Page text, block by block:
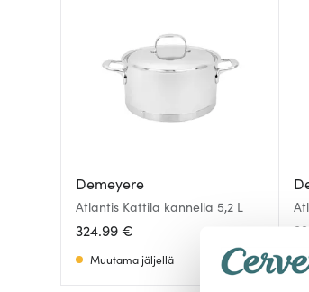
Demeyere
Atlantis Kattila kannella 5,2 L
324.99 €
Muutama jäljellä